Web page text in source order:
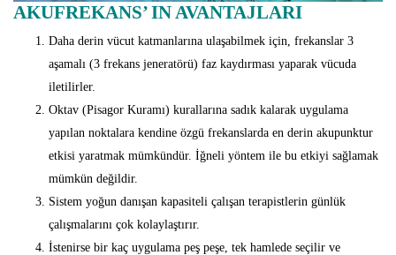
AKUFREKANS’ IN AVANTAJLARI
Daha derin vücut katmanlarına ulaşabilmek için, frekanslar 3
aşamalı (3 frekans jeneratörü) faz kaydırması yaparak vücuda
iletilirler.
Oktav (Pisagor Kuramı) kurallarına sadık kalarak uygulama
yapılan noktalara kendine özgü frekanslarda en derin akupunktur
etkisi yaratmak mümkündür. İğneli yöntem ile bu etkiyi sağlamak
mümkün değildir.
Sistem yoğun danışan kapasiteli çalışan terapistlerin günlük
çalışmalarını çok kolaylaştırır.
İstenirse bir kaç uygulama peş peşe, tek hamlede seçilir ve